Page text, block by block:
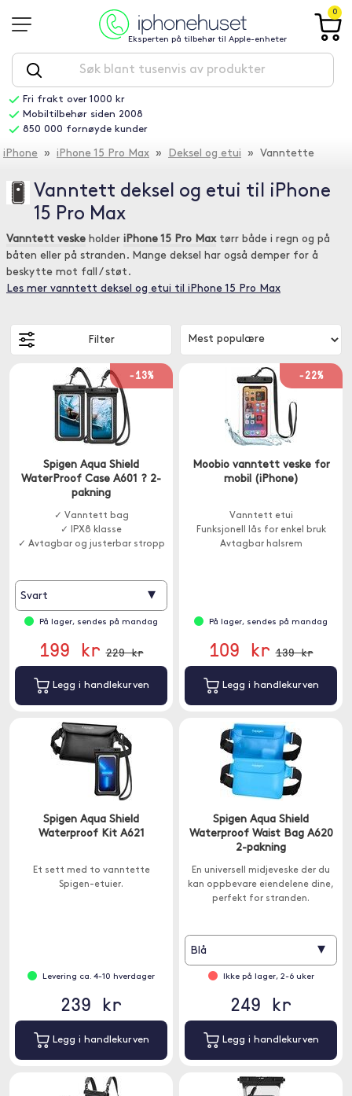
Eksperten på tilbehør til Apple-enheter
0
Fri frakt over 1000 kr
Mobiltilbehør siden 2008
850 000 fornøyde kunder
iPhone » iPhone 15 Pro Max » Deksel og etui » Vanntette
Vanntett deksel og etui til iPhone
15 Pro Max
Vanntett veske holder iPhone 15 Pro Maxtørr både i regn og på
båten eller på stranden. Mange deksel har også demper for å
beskytte mot fall / støt.
Les mer vanntett deksel og etui til iPhone 15 Pro Max
Filter
-13%
Spigen Aqua Shield
WaterProof Case A601 ? 2-
pakning
✓ Vanntett bag
✓ IPX8 klasse
✓ Avtagbar og justerbar stropp
Svart ▾
På lager, sendes på mandag
199 kr 229 kr
Legg i handlekurven
-22%
Moobio vanntett veske for
mobil (iPhone)
Vanntett etui
Funksjonell lås for enkel bruk
Avtagbar halsrem
På lager, sendes på mandag
109 kr 139 kr
Legg i handlekurven
Spigen Aqua Shield
Waterproof Kit A621
Et sett med to vanntette
Spigen-etuier.
Levering ca. 4-10 hverdager
239 kr
Legg i handlekurven
Spigen Aqua Shield
Waterproof Waist Bag A620
2-pakning
En universell midjeveske der du
kan oppbevare eiendelene dine,
perfekt for stranden.
Blå ▾
Ikke på lager, 2-6 uker
249 kr
Legg i handlekurven